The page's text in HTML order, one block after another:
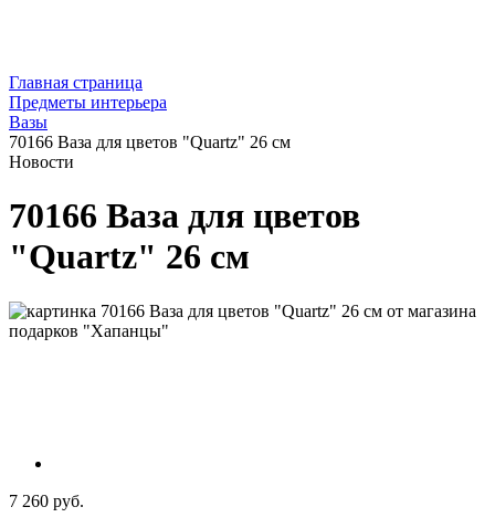
Главная страница
Предметы интерьера
Вазы
70166 Ваза для цветов "Quartz" 26 см
Новости
70166 Ваза для цветов
"Quartz" 26 см
7 260 руб.